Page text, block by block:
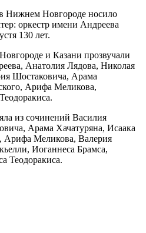
Нижнем Новгороде носило
оркестр имени Андреева
130 лет.
и Казани прозвучали
Анатолия Лядова, Николая
Шостаковича, Арама
Арифа Меликова,
из сочинений Василия
Арама Хачатуряна, Исаака
Арифа Меликова, Валерия
Иоганнеса Брамса,
Теодоракиса.